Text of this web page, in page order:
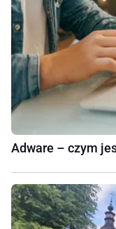
Adware – czym